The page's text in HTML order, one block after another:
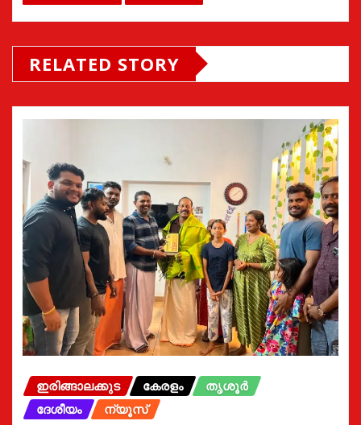
RELATED STORY
ഇരിങ്ങാലക്കുട കേരളം
തൃശൂർ
ദേശീയം
ന്യൂസ്